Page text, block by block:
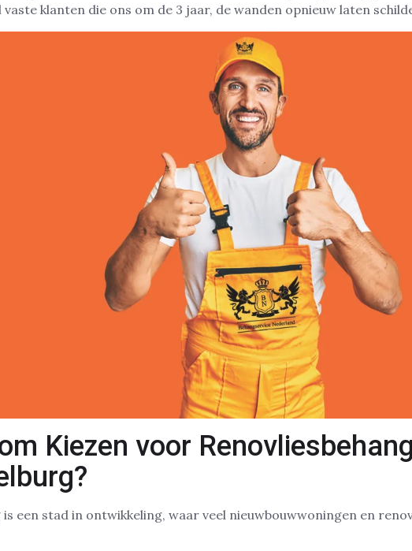
vaste klanten die ons om de 3 jaar, de wanden opnieuw laten
Kiezen voor
een stad in ontwikkeling, waar veel nieuwbouwwoningen en